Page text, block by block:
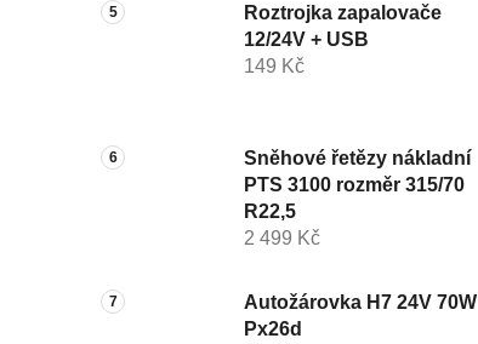
Roztrojka zapalovače
12/24V + USB
149 Kč
Sněhové řetězy nákladní
PTS 3100 rozměr 315/70
R22,5
2 499 Kč
Autožárovka H7 24V 70W
Px26d